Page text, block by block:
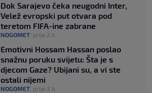
Dok Sarajevo čeka neugodni Inter,
Velež evropski put otvara pod
teretom FIFA-ine zabrane
NOGOMET prije 2 h
Emotivni Hossam Hassan poslao
snažnu poruku svijetu: Šta je s
djecom Gaze? Ubijani su, a vi ste
ostali nijemi
NOGOMET prije 3 h